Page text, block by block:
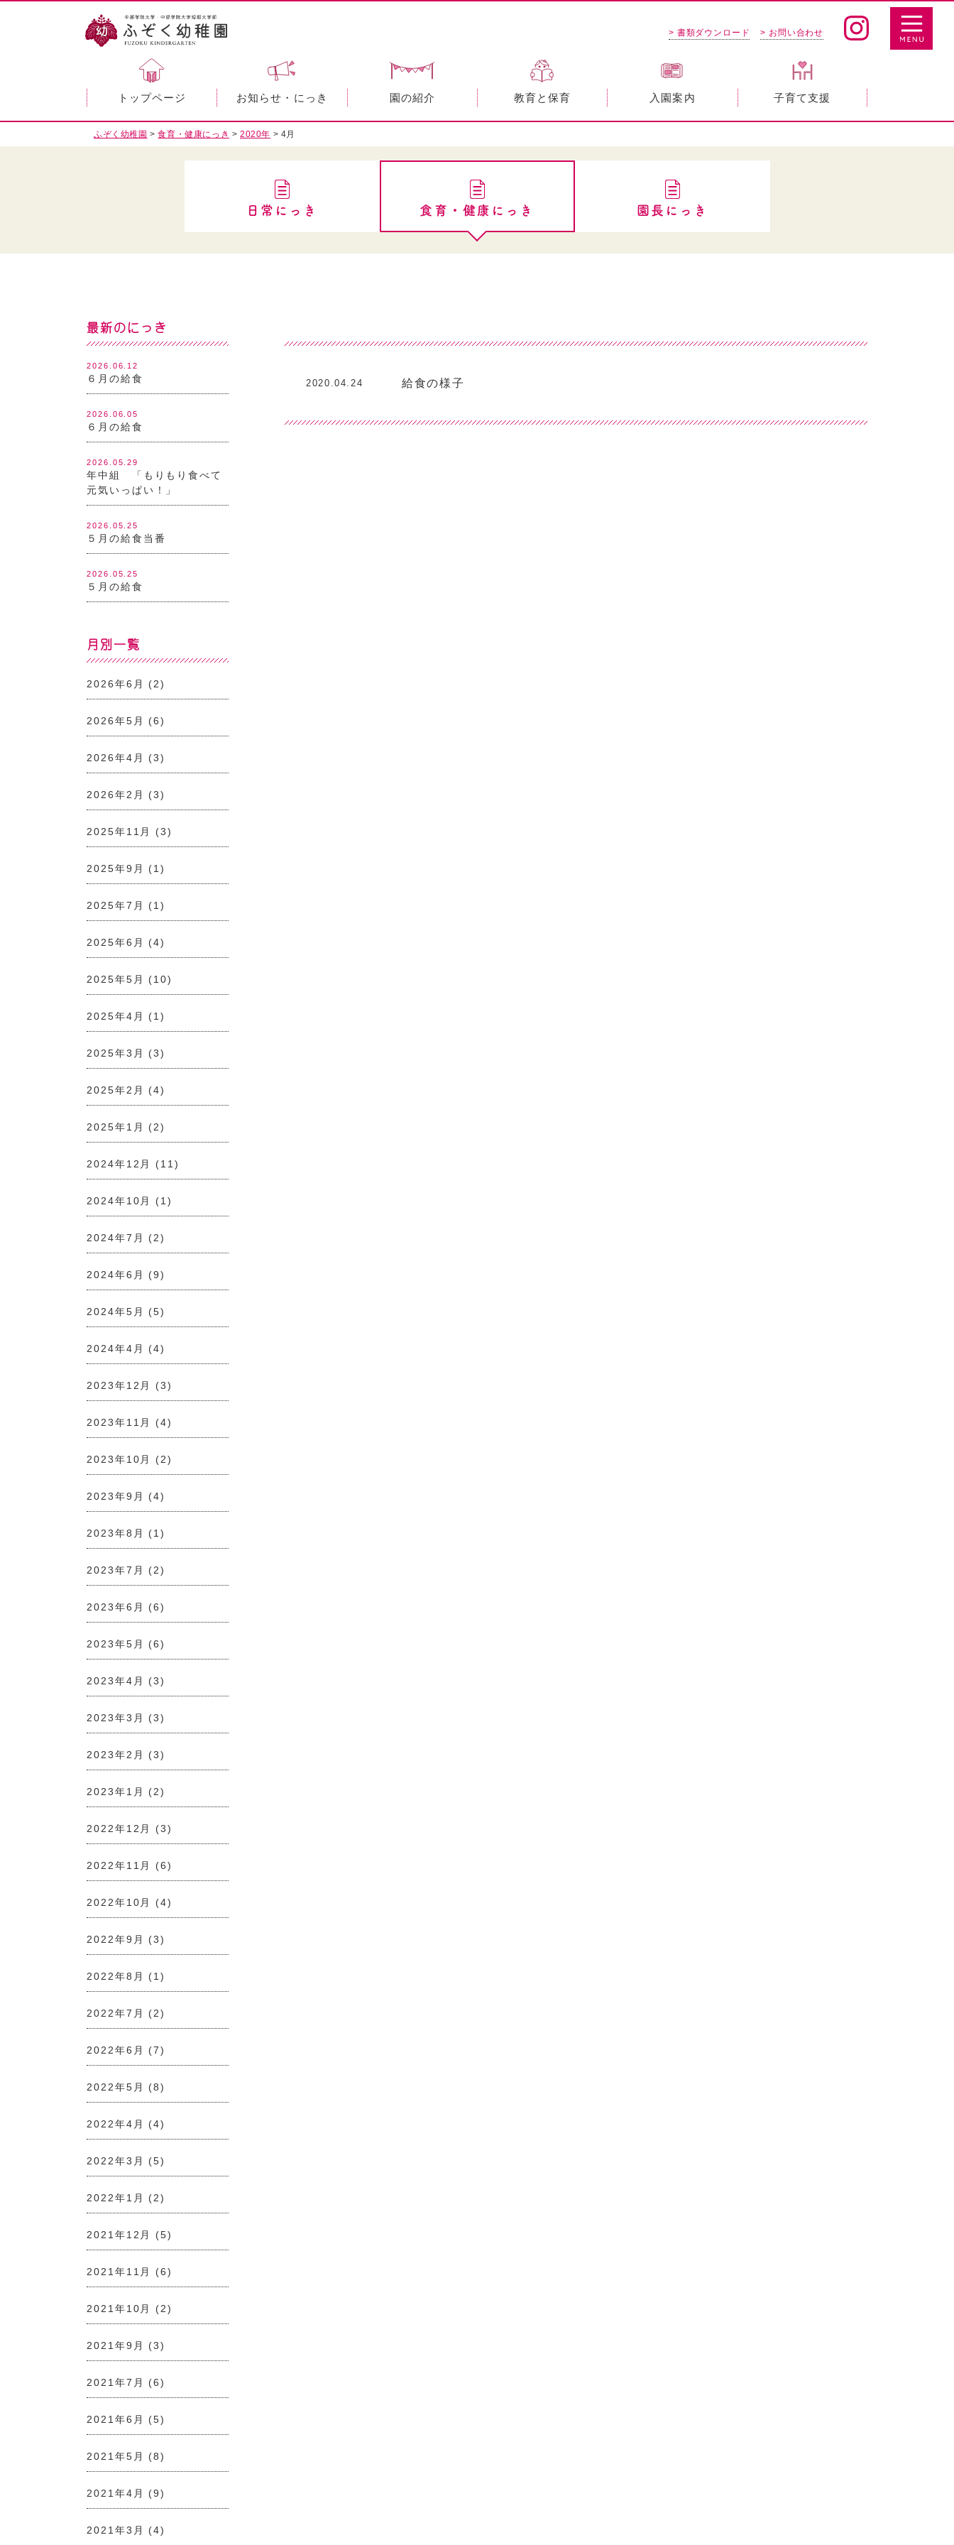
> 書類ダウンロード > お問い合わせ
トップページ お知らせ・にっき 園の紹介 教育と保育 入園案内 子育て支援
ふぞく幼稚園 >食育・健康にっき >2020年 > 4月
日常にっき 食育・健康にっき 園長にっき
最新のにっき
2026.06.12
６月の給食
2026.06.05
６月の給食
2026.05.29
年中組 「もりもり食べて
元気いっぱい！」
2026.05.25
５月の給食当番
2026.05.25
５月の給食
月別一覧
2026年6月 (2)
2026年5月 (6)
2026年4月 (3)
2026年2月 (3)
2025年11月 (3)
2025年9月 (1)
2025年7月 (1)
2025年6月 (4)
2025年5月 (10)
2025年4月 (1)
2025年3月 (3)
2025年2月 (4)
2025年1月 (2)
2024年12月 (11)
2024年10月 (1)
2024年7月 (2)
2024年6月 (9)
2024年5月 (5)
2024年4月 (4)
2023年12月 (3)
2023年11月 (4)
2023年10月 (2)
2023年9月 (4)
2023年8月 (1)
2023年7月 (2)
2023年6月 (6)
2023年5月 (6)
2023年4月 (3)
2023年3月 (3)
2023年2月 (3)
2023年1月 (2)
2022年12月 (3)
2022年11月 (6)
2022年10月 (4)
2022年9月 (3)
2022年8月 (1)
2022年7月 (2)
2022年6月 (7)
2022年5月 (8)
2022年4月 (4)
2022年3月 (5)
2022年1月 (2)
2021年12月 (5)
2021年11月 (6)
2021年10月 (2)
2021年9月 (3)
2021年7月 (6)
2021年6月 (5)
2021年5月 (8)
2021年4月 (9)
2021年3月 (4)
2020.04.24 給食の様子